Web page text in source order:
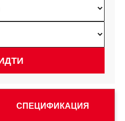
СПЕЦИФИКАЦИЯ